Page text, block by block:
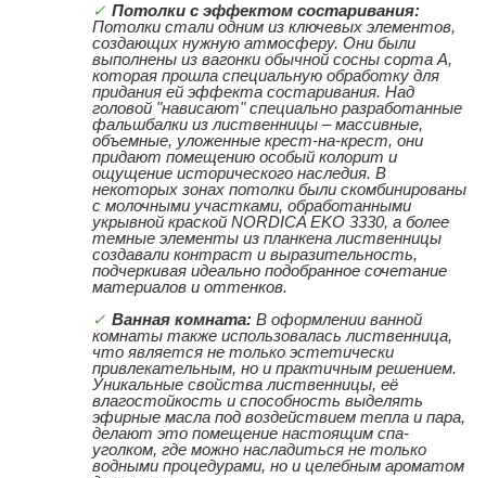
Потолки с эффектом состаривания:
Потолки стали одним из ключевых элементов,
создающих нужную атмосферу. Они были
выполнены из вагонки обычной сосны сорта А,
которая прошла специальную обработку для
придания ей эффекта состаривания. Над
головой "нависают" специально разработанные
фальшбалки из лиственницы – массивные,
объемные, уложенные крест-на-крест, они
придают помещению особый колорит и
ощущение исторического наследия. В
некоторых зонах потолки были скомбинированы
с молочными участками, обработанными
укрывной краской NORDICA EKO 3330, а более
темные элементы из планкена лиственницы
создавали контраст и выразительность,
подчеркивая идеально подобранное сочетание
материалов и оттенков.
Ванная комната: В оформлении ванной
комнаты также использовалась лиственница,
что является не только эстетически
привлекательным, но и практичным решением.
Уникальные свойства лиственницы, её
влагостойкость и способность выделять
эфирные масла под воздействием тепла и пара,
делают это помещение настоящим спа-
уголком, где можно насладиться не только
водными процедурами, но и целебным ароматом